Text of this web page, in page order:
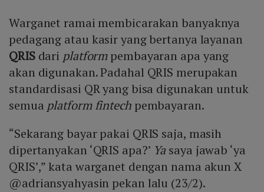
Warganet ramai membicarakan banyaknya
pedagang atau kasir yang bertanya layanan
QRISdari platformpembayaran apa yang
akan digunakan. Padahal QRIS merupakan
standardisasi QR yang bisa digunakan untuk
semua platform fintechpembayaran.
“Sekarang bayar pakai QRIS saja, masih
dipertanyakan ‘QRIS apa?’ Ya saya jawab ‘ya
QRIS’,” kata warganet dengan nama akun X
@adriansyahyasin pekan lalu (23/2).